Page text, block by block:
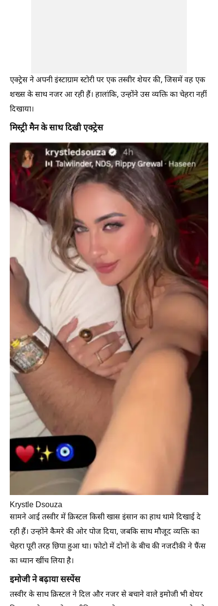
एक्ट्रेस ने अपनी इंस्टाग्राम स्टोरी पर एक तस्वीर शेयर की, जिसमें वह एक
शख्स के साथ नजर आ रही हैं। हालांकि, उन्होंने उस व्यक्ति का चेहरा नहीं
दिखाया।
मिस्ट्री मैन के साथ दिखी एक्ट्रेस
Krystle Dsouza
सामने आई तस्वीर में क्रिस्टल किसी खास इंसान का हाथ थामे दिखाई दे
रही हैं। उन्होंने कैमरे की ओर पोज दिया, जबकि साथ मौजूद व्यक्ति का
चेहरा पूरी तरह छिपा हुआ था। फोटो में दोनों के बीच की नजदीकी ने फैंस
का ध्यान खींच लिया है।
इमोजी ने बढ़ाया सस्पेंस
तस्वीर के साथ क्रिस्टल ने दिल और नजर से बचाने वाले इमोजी भी शेयर